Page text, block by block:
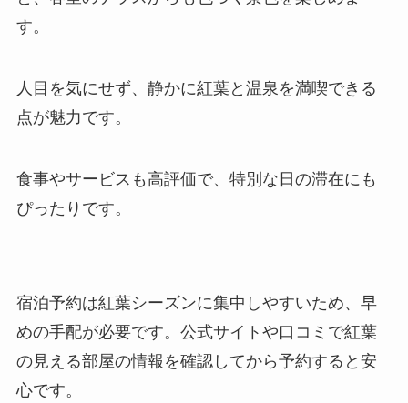
す。
人目を気にせず、静かに紅葉と温泉を満喫できる
点が魅力です。
食事やサービスも高評価で、特別な日の滞在にも
ぴったりです。
宿泊予約は紅葉シーズンに集中しやすいため、早
めの手配が必要です。公式サイトや口コミで紅葉
の見える部屋の情報を確認してから予約すると安
心です。